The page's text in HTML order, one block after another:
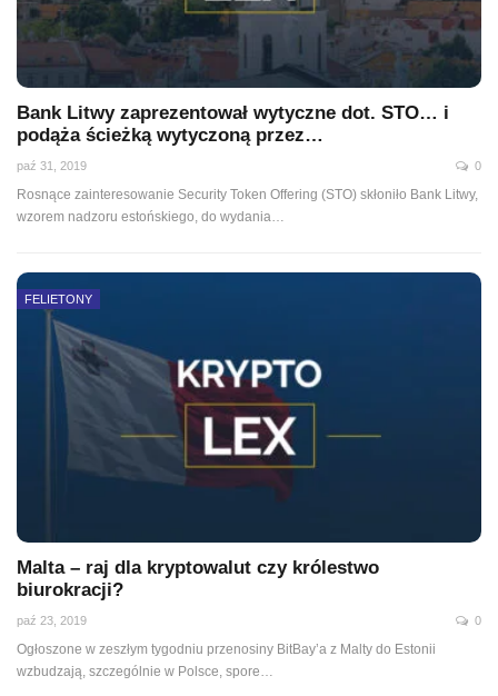
Bank Litwy zaprezentował wytyczne dot. STO… i
podąża ścieżką wytyczoną przez…
paź 31, 2019 0
Rosnące zainteresowanie Security Token Offering (STO) skłoniło Bank Litwy,
wzorem nadzoru estońskiego, do wydania…
FELIETONY
Malta – raj dla kryptowalut czy królestwo
biurokracji?
paź 23, 2019 0
Ogłoszone w zeszłym tygodniu przenosiny BitBay’a z Malty do Estonii
wzbudzają, szczególnie w Polsce, spore